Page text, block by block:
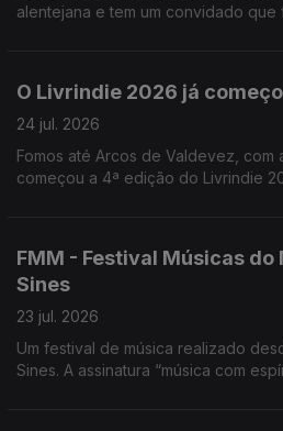
alentejana e tem um convidado que
O Livrindie 2026 já
24 jul. 2026
Fomos até Arcos de Valdevez, com
começou a 4ª edição do Livrindie
FMM - Festival Músicas do
Sines
23 jul. 2026
Um festival de música realizado
Sines. A assinatura “música com